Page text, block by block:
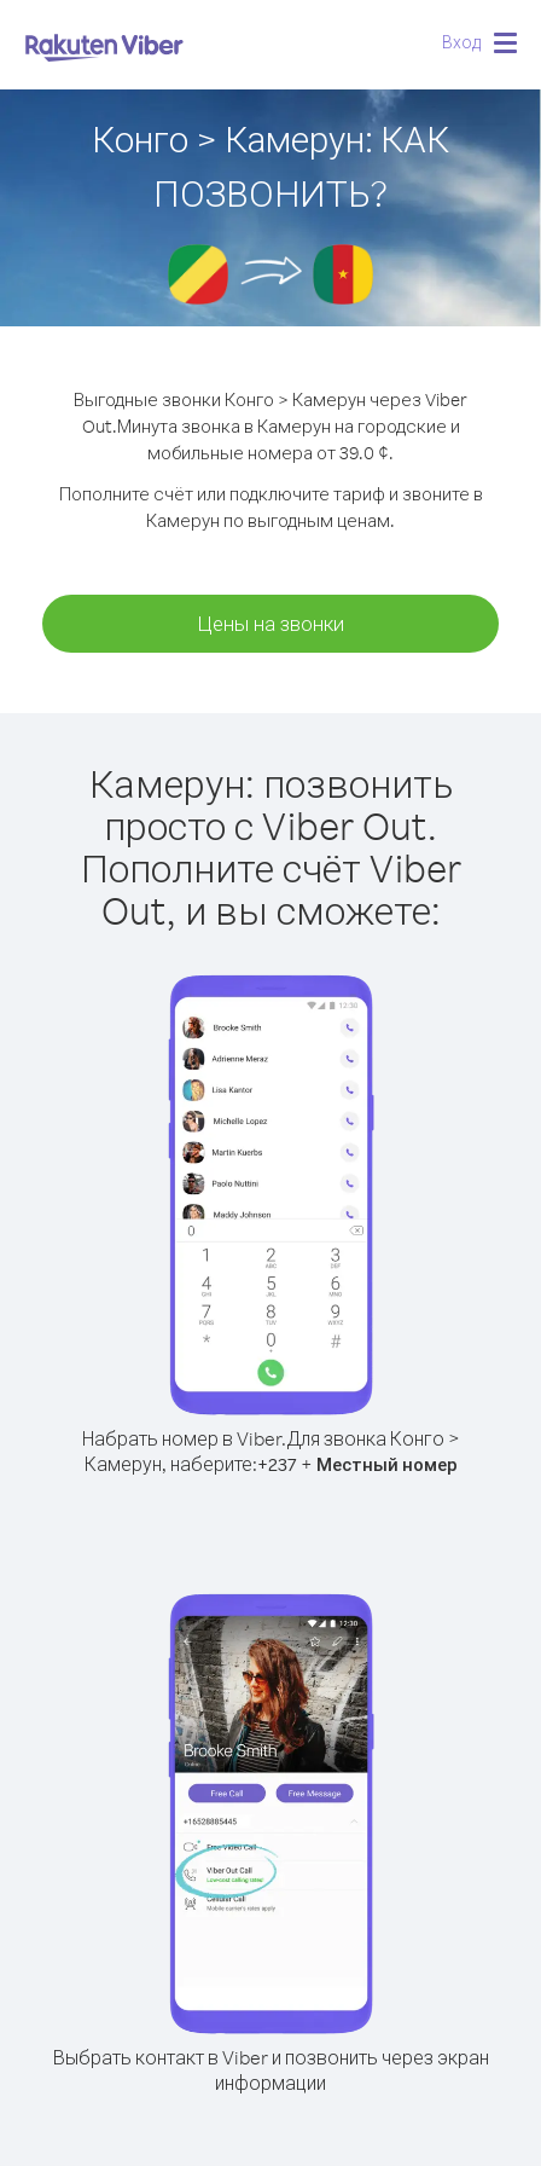
Вход
Конго > Камерун: КАК
ПОЗВОНИТЬ?
Выгодные звонки Конго > Камерун через Viber
Out.Минута звонка в Камерун на городские и
мобильные номера от 39.0 ¢.
Пополните счёт или подключите тариф и звоните в
Камерун по выгодным ценам.
Цены на звонки
Камерун: позвонить
просто с Viber Out.
Пополните счёт Viber
Out, и вы сможете:
Набрать номер в Viber.Для звонка Конго >
Камерун, наберите:+237+ Местный номер
Выбрать контакт в Viber и позвонить через экран
информации